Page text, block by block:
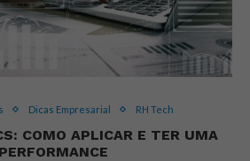
Dicas Empresarial RH Tech
COMO APLICAR E TER UMA